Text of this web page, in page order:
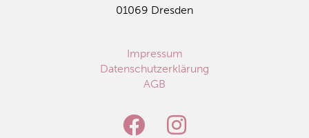
01069 Dres­den
Impressum
Datenschutzerklärung
AGB